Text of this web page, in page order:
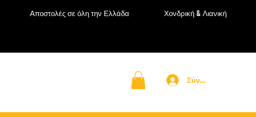
Αποστολές σε όλη την Ελλάδα Χονδρική & Λιανική
Σύνδεση